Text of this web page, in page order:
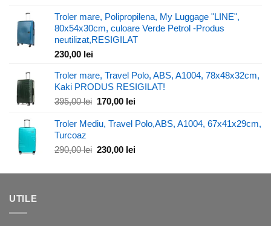
a
fost:
330,00 lei.
este:
150,00 lei.
Troler mare, Polipropilena, My Luggage "LINE",
80x54x30cm, culoare Verde Petrol -Produs
neutilizat,RESIGILAT
230,00 lei
Troler mare, Travel Polo, ABS, A1004, 78x48x32cm,
Kaki PRODUS RESIGILAT!
395,00lei Prețul
a
395,00 lei.
170,00 leiPrețul
este:
Troler Mediu, Travel Polo,ABS, A1004, 67x41x29cm,
Turcoaz
290,00lei Prețul
a
230,00 leiPrețul
este:
UTILE